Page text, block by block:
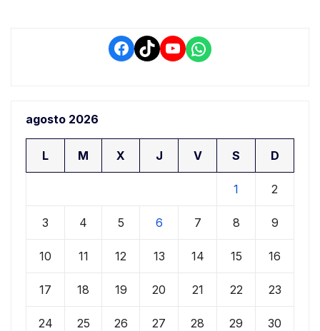
Facebook
TikTokYouTube
WhatsApp
agosto 2026
L M X J V S D
1 2
3 4 5 6 7 8 9
10 11 12 13 14 15 16
17 18 19 20 21 22 23
24 25 26 27 28 29 30